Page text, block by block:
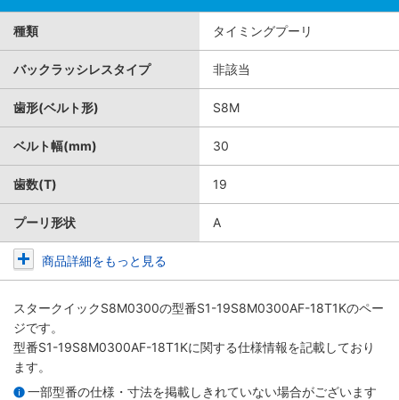
種類 タイミングプーリ
バックラッシレスタイプ 非該当
歯形(ベルト形) S8M
ベルト幅(mm) 30
歯数(T) 19
プーリ形状 A
商品詳細をもっと見る
スタークイックS8M0300の型番S1-19S8M0300AF-18T1Kのペー
ジです。
型番S1-19S8M0300AF-18T1Kに関する仕様情報を記載しており
ます。
一部型番の仕様・寸法を掲載しきれていない場合がございます